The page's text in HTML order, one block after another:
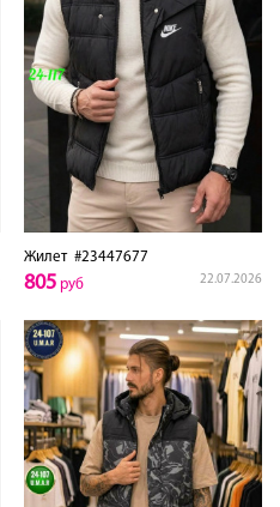
Жилет#23447677
22.07.2026
805 руб